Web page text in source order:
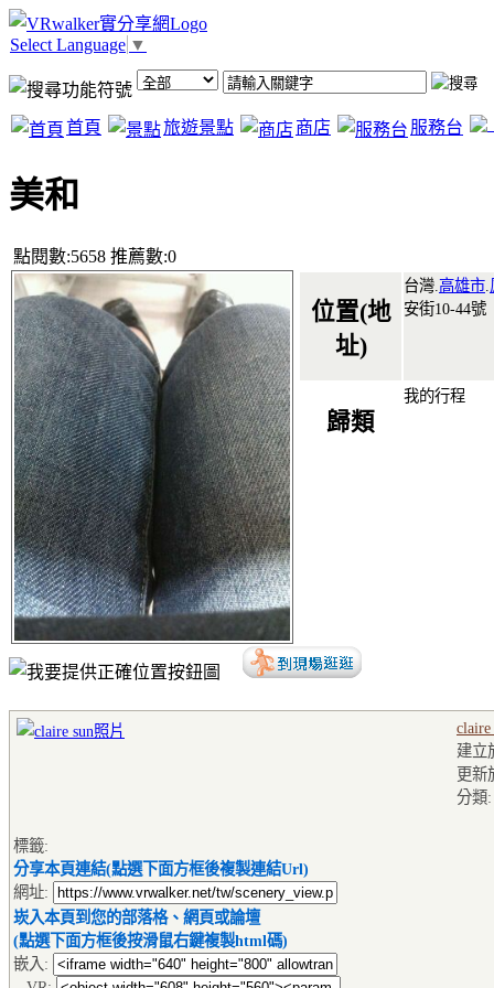
Select Language ▼
首頁 旅遊景點 商店 服務台
美和
點閱數:5658 推薦數:0
位置(地
址)
台灣. 高雄市
安街10-44號
歸類
我的行程
claire
建立
更新
分類
標籤:
分享本頁連結(點選下面方框後複製連結Url)
網址:
崁入本頁到您的部落格、網頁或論壇
(點選下面方框後按滑鼠右鍵複製html碼)
嵌入: